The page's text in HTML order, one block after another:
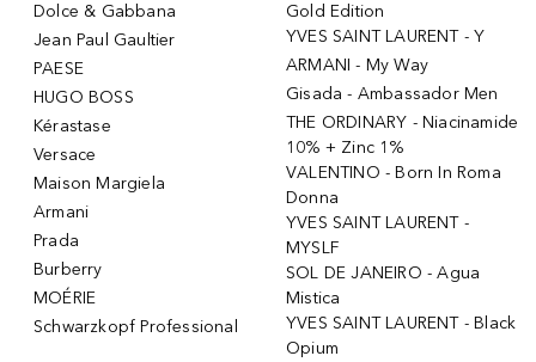
Dolce & Gabbana
Jean Paul Gaultier
PAESE
HUGO BOSS
Kérastase
Versace
Maison Margiela
Armani
Prada
Burberry
MOÉRIE
Schwarzkopf Professional
Gold Edition
YVES SAINT LAURENT - Y
ARMANI - My Way
Gisada - Ambassador Men
THE ORDINARY - Niacinamide
10% + Zinc 1%
VALENTINO - Born In Roma
Donna
YVES SAINT LAURENT -
MYSLF
SOL DE JANEIRO - Agua
Mistica
YVES SAINT LAURENT - Black
Opium